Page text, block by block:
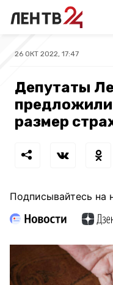
26 ОКТ 2022, 17:47
Депутаты
предложили
размер
Подписывайтесь на